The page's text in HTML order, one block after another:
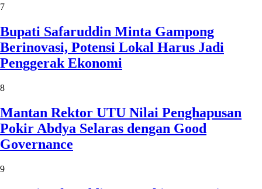
7
Bupati Safaruddin Minta Gampong
Berinovasi, Potensi Lokal Harus Jadi
Penggerak Ekonomi
8
Mantan Rektor UTU Nilai Penghapusan
Pokir Abdya Selaras dengan Good
Governance
9